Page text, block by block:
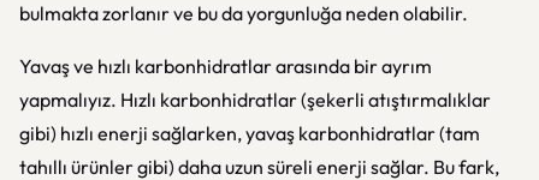
bulmakta zorlanır ve bu da yorgunluğa neden olabilir.
Yavaş ve hızlı karbonhidratlar arasında bir ayrım
yapmalıyız. Hızlı karbonhidratlar (şekerli atıştırmalıklar
gibi) hızlı enerji sağlarken, yavaş karbonhidratlar (tam
tahıllı ürünler gibi) daha uzun süreli enerji sağlar. Bu fark,